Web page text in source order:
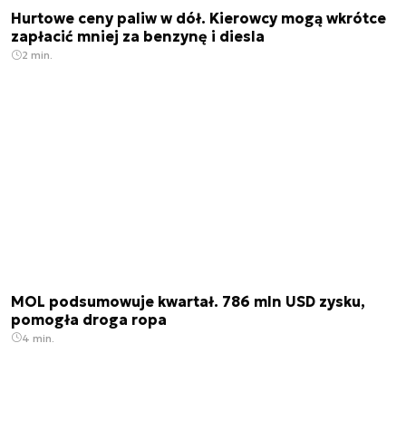
Hurtowe ceny paliw w dół. Kierowcy mogą wkrótce
zapłacić mniej za benzynę i diesla
2 min.
MOL podsumowuje kwartał. 786 mln USD zysku,
pomogła droga ropa
4 min.